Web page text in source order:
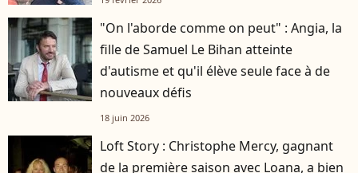
"On l'aborde comme on peut" : Angia, la
fille de Samuel Le Bihan atteinte
d'autisme et qu'il élève seule face à de
nouveaux défis
18 juin 2026
Loft Story : Christophe Mercy, gagnant
de la première saison avec Loana, a bien